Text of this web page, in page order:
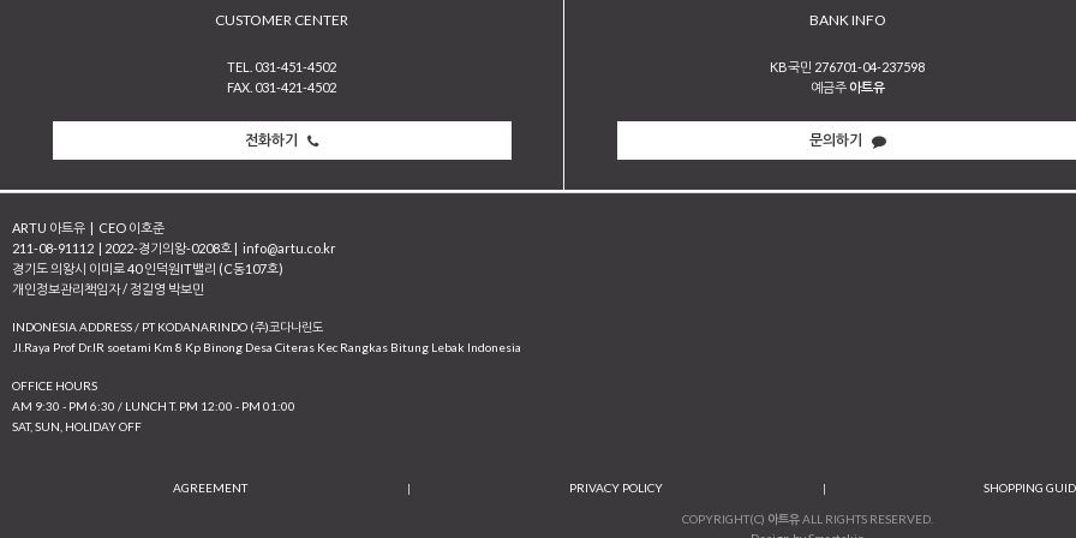
CUSTOMER CENTER
TEL. 031-451-4502
FAX. 031-421-4502
전화하기
BANK INFO
KB국민 276701-04-237598
예금주 아트유
문의하기
ARTU 아트유 | CEO 이호준
211-08-91112 | 2022-경기의왕-0208호 | info@artu.co.kr
경기도 의왕시 이미로 40 인덕원IT밸리 (C동107호)
개인정보관리책임자 / 정길영 박보민
INDONESIA ADDRESS / PT KODANARINDO (주)코다나린도
JI.Raya Prof Dr.IR soetami Km 8 Kp Binong Desa Citeras Kec Rangkas Bitung Lebak Indonesia
OFFICE HOURS
AM 9:30 - PM 6:30 / LUNCH T. PM 12:00 - PM 01:00
SAT, SUN, HOLIDAY OFF
AGREEMENT | PRIVACY POLICY | SHOPPING
COPYRIGHT(C) 아트유ALL RIGHTS RESERVED.